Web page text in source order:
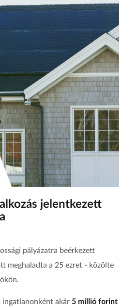
jelentkezett
pályázatra beérkezett
meghaladta a 25 ezret - közölte
ingatlanonként akár 5 millió forint